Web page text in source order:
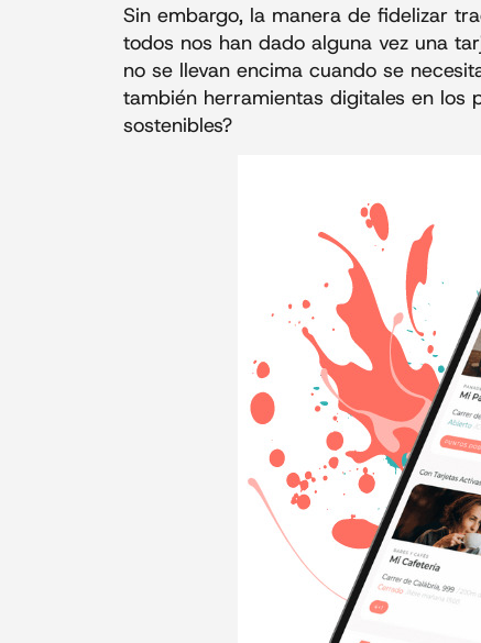
Sin embargo, la manera de fidelizar
todos nos han dado alguna vez una
no se llevan encima cuando se
también herramientas digitales en los
sostenibles?